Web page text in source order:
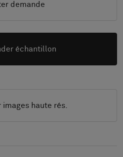
demande
échantillon
images haute rés.